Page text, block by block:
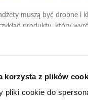
korzysta z plików
pliki cookie do
muszą być drobne i
produktu, który
i dużą widocznością na
się zarówno w
Dzięki temu uczestnicy
nie, dostrzegając